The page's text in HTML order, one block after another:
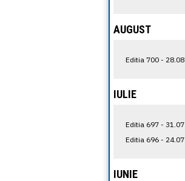
AUGUST
Editia 700 - 28.08
IULIE
Editia 697 - 31.07
Editia 696 - 24.07
IUNIE